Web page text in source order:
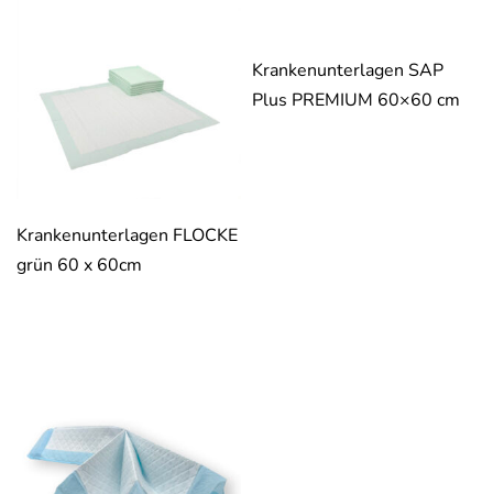
Krankenunterlagen FLOCKE
grün 60 x 60cm
Krankenunterlagen SAP
Plus PREMIUM 60×60 cm